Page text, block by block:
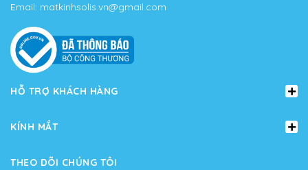
Email: matkinhsolis.vn@gmail.com
HỖ TRỢ KHÁCH HÀNG
KÍNH MẮT
THEO DÕI CHÚNG TÔI